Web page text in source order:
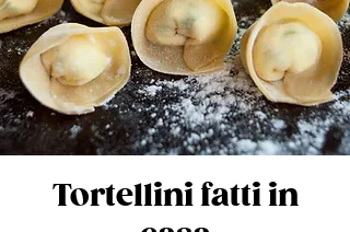
Tortellini fatti in